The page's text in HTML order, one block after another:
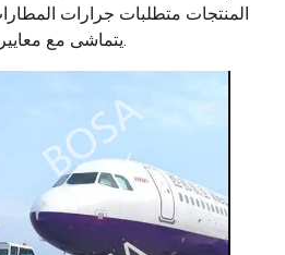
المنتجات متطلبات جرارات
يتماشى مع معايير الأمن العالية في المطارات.